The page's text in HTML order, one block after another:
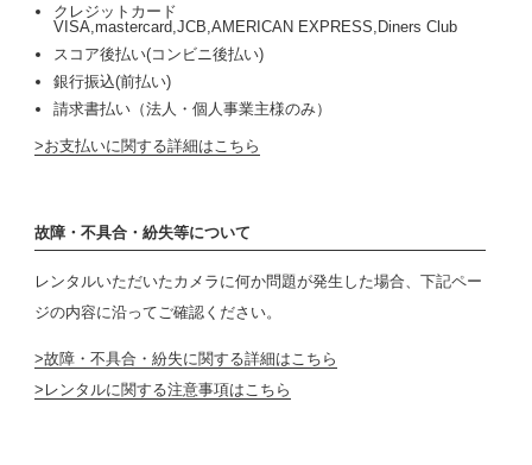
クレジットカード
VISA,mastercard,JCB,AMERICAN EXPRESS,Diners Club
スコア後払い(コンビニ後払い)
銀行振込(前払い)
請求書払い（法人・個人事業主様のみ）
お支払いに関する詳細はこちら
故障・不具合・紛失等について
レンタルいただいたカメラに何か問題が発生した場合、下記ペー
ジの内容に沿ってご確認ください。
故障・不具合・紛失に関する詳細はこちら
レンタルに関する注意事項はこちら